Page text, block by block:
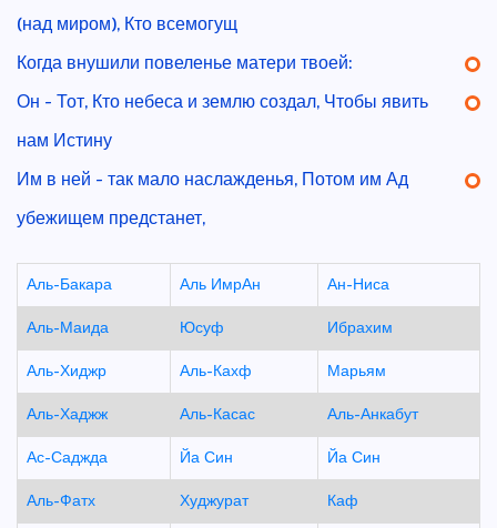
(над миром), Кто всемогущ
Когда внушили повеленье матери твоей:
Он - Тот, Кто небеса и землю создал, Чтобы явить
нам Истину
Им в ней - так мало наслажденья, Потом им Ад
убежищем предстанет,
Аль-Бакара Аль ИмрАн
Ан-Ниса
Аль-Маида
Юсуф
Ибрахим
Аль-Хиджр
Аль-Кахф
Марьям
Аль-Хаджж
Аль-Касас
Аль-Анкабут
Ас-Саджда
Йа Син
Йа Син
Аль-Фатх
Худжурат
Каф